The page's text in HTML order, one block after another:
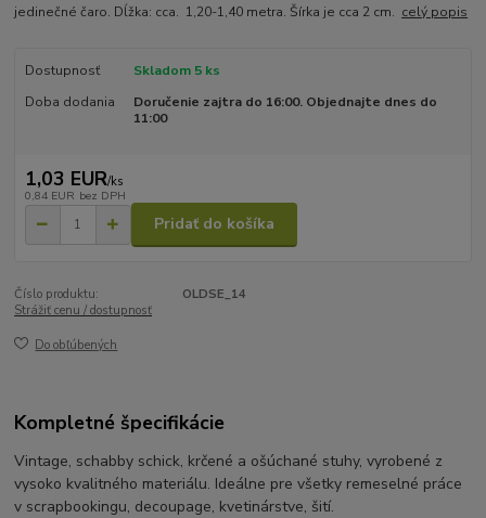
jedinečné čaro. Dĺžka: cca. 1,20-1,40 metra. Šírka je cca 2 cm. celý popis
Dostupnosť
Skladom 5 ks
Doba dodania
Doručenie zajtra do 16:00. Objednajte dnes do
11:00
1,03 EUR/ks
0,84 EUR bez DPH
Pridať do košíka
Číslo produktu:
OLDSE_14
Strážiť cenu / dostupnosť
Do obľúbených
Kompletné špecifikácie
Vintage, schabby schick, krčené a ošúchané stuhy, vyrobené z
vysoko kvalitného materiálu. Ideálne pre všetky remeselné práce
v scrapbookingu, decoupage, kvetinárstve, šití.